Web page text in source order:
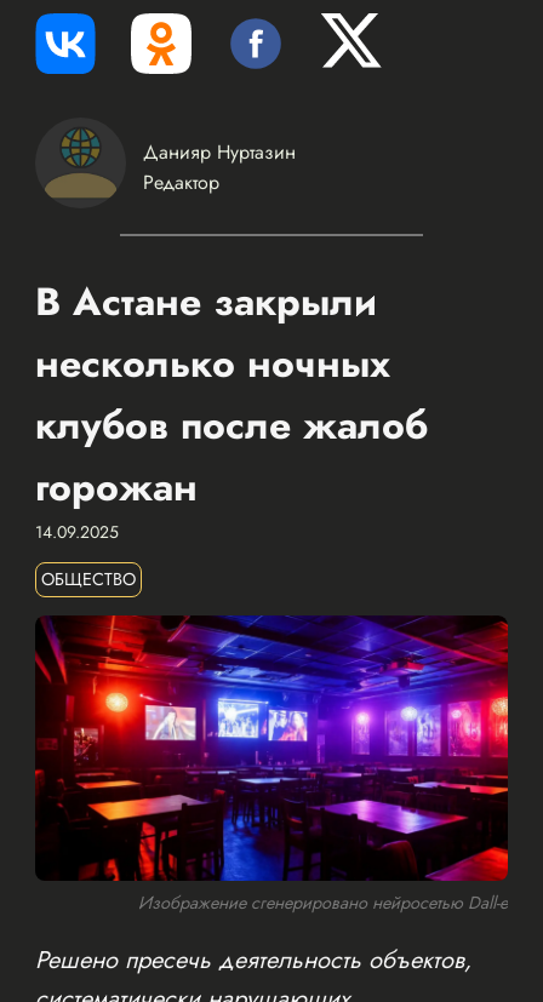
Данияр Нуртазин
Редактор
В Астане закрыли
несколько ночных
клубов после жалоб
горожан
14.09.2025
ОБЩЕСТВО
Изображение сгенерировано нейросетью Dall-e
Решено пресечь деятельность объектов,